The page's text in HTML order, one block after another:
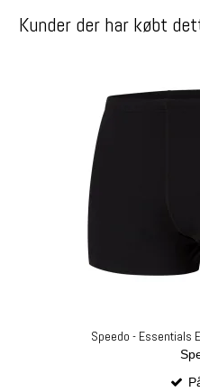
Kunder der har købt
Speedo - Essentials